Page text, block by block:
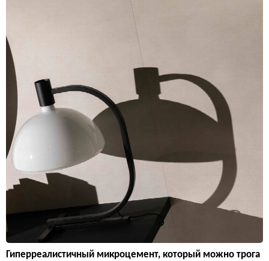
Гиперреалистичный микроцемент, который можно трога